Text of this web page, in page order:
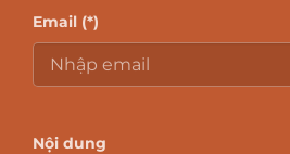
Email (*)
Nội dung